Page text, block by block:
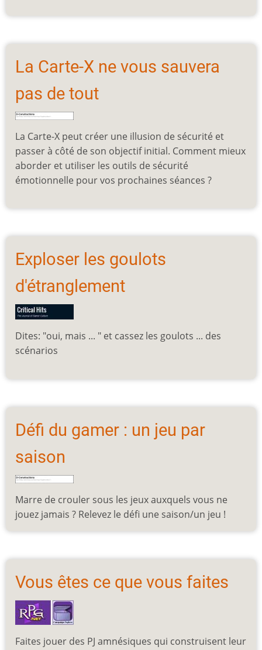
La Carte-X ne vous sauvera
pas de tout
La Carte-X peut créer une illusion de sécurité et
passer à côté de son objectif initial. Comment mieux
aborder et utiliser les outils de sécurité
émotionnelle pour vos prochaines séances ?
Exploser les goulots
d'étranglement
Dites: "oui, mais ... " et cassez les goulots ... des
scénarios
Défi du gamer : un jeu par
saison
Marre de crouler sous les jeux auxquels vous ne
jouez jamais ? Relevez le défi une saison/un jeu !
Vous êtes ce que vous faites
Faites jouer des PJ amnésiques qui construisent leur